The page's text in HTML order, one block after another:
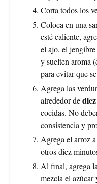
Corta todos los
Coloca en una
esté caliente,
el ajo, el
y suelten aroma
para evitar que
Agrega las
alrededor de
cocidas. No
consistencia y
Agrega el arroz
otros diez
Al final, agrega
mezcla el azúcar